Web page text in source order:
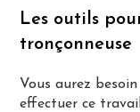
Les outils
tronçonneuse
Vous aurez
effectuer ce